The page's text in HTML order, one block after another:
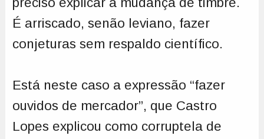
É arriscado, senão leviano, fazer
conjeturas sem respaldo científico.
Está neste caso a expressão “fazer
ouvidos de mercador”, que Castro
Lopes explicou como corruptela de